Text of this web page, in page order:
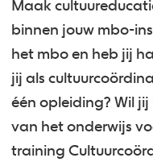
Maak
binnen jouw mbo-
het mbo en heb jij
jij als
één opleiding? Wil
van het onderwijs
training